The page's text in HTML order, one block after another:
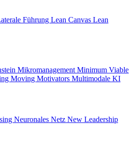
Führung Lean Canvas Lean
Mikromanagement Minimum Viable
Moving Motivators Multimodale KI
Neuronales Netz New Leadership